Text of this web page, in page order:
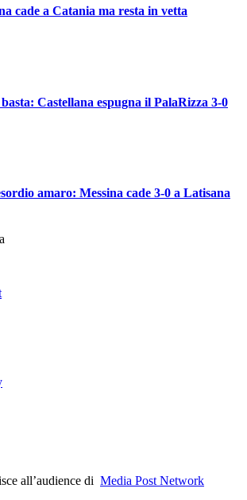
cade a Catania ma resta in vetta
Castellana espugna il PalaRizza 3-0
amaro: Messina cade 3-0 a Latisana
all’audience di Media Post Network